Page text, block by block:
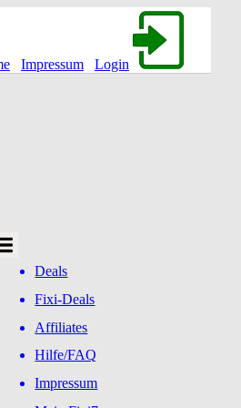
Impressum Login
Deals
Fixi-Deals
Affiliates
Hilfe/FAQ
Impressum